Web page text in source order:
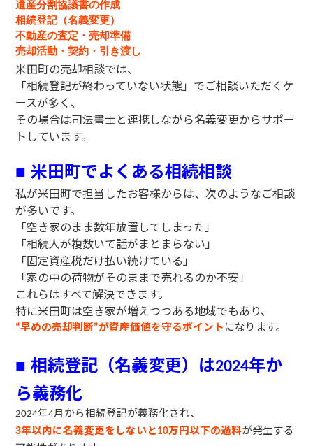
遺産分割協議書の作成
相続登記（名義変更）
不動産の査定・売却準備
売却活動・契約・引き渡し
米田町の売却相談では、
「相続登記が終わっていない状態」でご相談いただくケ
ースが多く、
その場合は司法書士と連携しながら名義変更からサポー
トしています。
■米田町でよくある相続相談
私が米田町で担当したお客様からは、次のようなご相談
が多いです。
「空き家のまま数年放置してしまった」
「相続人が複数いて話がまとまらない」
「固定資産税だけ払い続けている」
「家の中の荷物がそのままで売れるのか不安」
これらはすべて解決できます。
特に米田町は空き家が増えつつある地域でもあり、
“早めの売却判断”が資産価値を守るポイントになります。
■相続登記（名義変更）は2024年か
ら義務化
2024年4月から相続登記が義務化され、
3年以内に名義変更をしないと 10万円以下の過料が発生する